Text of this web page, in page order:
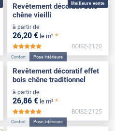
Meilleure vente
Revêtement décoratif bois
chêne vieilli
à partir de
26,20 € le m² *
BOIS2-2120
Confort Pose Intérieure
Revêtement décoratif effet
bois chêne traditionnel
à partir de
26,86 € le m² *
BOIS2-2125
Confort Pose Intérieure